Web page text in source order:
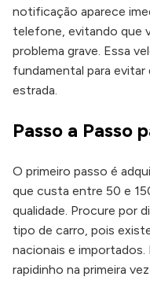
notificação aparece
telefone, evitando que
problema grave. Essa
fundamental para
estrada.
Passo a Passo
O primeiro passo é
que custa entre 50 e
qualidade. Procure por
tipo de carro, pois
nacionais e
rapidinho na primeira